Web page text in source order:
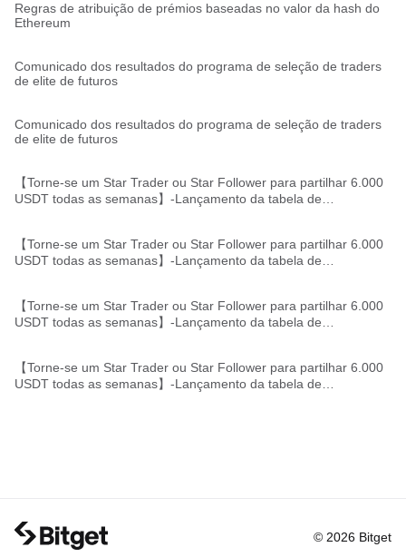
Regras de atribuição de prémios baseadas no valor da hash do
Ethereum
Comunicado dos resultados do programa de seleção de traders
de elite de futuros
Comunicado dos resultados do programa de seleção de traders
de elite de futuros
【Torne-se um Star Trader ou Star Follower para partilhar 6.000
USDT todas as semanas】-Lançamento da tabela de
【Torne-se um Star Trader ou Star Follower para partilhar 6.000
USDT todas as semanas】-Lançamento da tabela de
【Torne-se um Star Trader ou Star Follower para partilhar 6.000
USDT todas as semanas】-Lançamento da tabela de
【Torne-se um Star Trader ou Star Follower para partilhar 6.000
USDT todas as semanas】-Lançamento da tabela de
© 2026 Bitget